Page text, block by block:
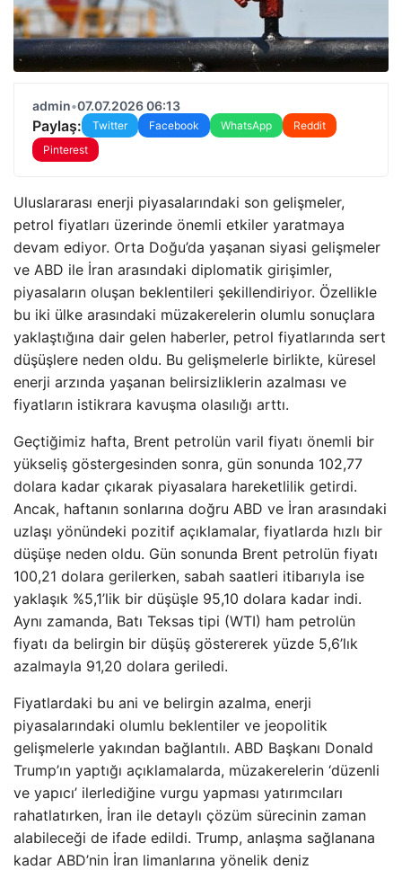
admin•07.07.2026 06:13
Paylaş: Twitter Facebook WhatsApp
Reddit
Pinterest
Uluslararası enerji piyasalarındaki son gelişmeler,
petrol fiyatları üzerinde önemli etkiler yaratmaya
devam ediyor. Orta Doğu’da yaşanan siyasi gelişmeler
ve ABD ile İran arasındaki diplomatik girişimler,
piyasaların oluşan beklentileri şekillendiriyor. Özellikle
bu iki ülke arasındaki müzakerelerin olumlu sonuçlara
yaklaştığına dair gelen haberler, petrol fiyatlarında sert
düşüşlere neden oldu. Bu gelişmelerle birlikte, küresel
enerji arzında yaşanan belirsizliklerin azalması ve
fiyatların istikrara kavuşma olasılığı arttı.
Geçtiğimiz hafta, Brent petrolün varil fiyatı önemli bir
yükseliş göstergesinden sonra, gün sonunda 102,77
dolara kadar çıkarak piyasalara hareketlilik getirdi.
Ancak, haftanın sonlarına doğru ABD ve İran arasındaki
uzlaşı yönündeki pozitif açıklamalar, fiyatlarda hızlı bir
düşüşe neden oldu. Gün sonunda Brent petrolün fiyatı
100,21 dolara gerilerken, sabah saatleri itibarıyla ise
yaklaşık %5,1’lik bir düşüşle 95,10 dolara kadar indi.
Aynı zamanda, Batı Teksas tipi (WTI) ham petrolün
fiyatı da belirgin bir düşüş göstererek yüzde 5,6’lık
azalmayla 91,20 dolara geriledi.
Fiyatlardaki bu ani ve belirgin azalma, enerji
piyasalarındaki olumlu beklentiler ve jeopolitik
gelişmelerle yakından bağlantılı. ABD Başkanı Donald
Trump’ın yaptığı açıklamalarda, müzakerelerin ‘düzenli
ve yapıcı’ ilerlediğine vurgu yapması yatırımcıları
rahatlatırken, İran ile detaylı çözüm sürecinin zaman
alabileceği de ifade edildi. Trump, anlaşma sağlanana
kadar ABD’nin İran limanlarına yönelik deniz